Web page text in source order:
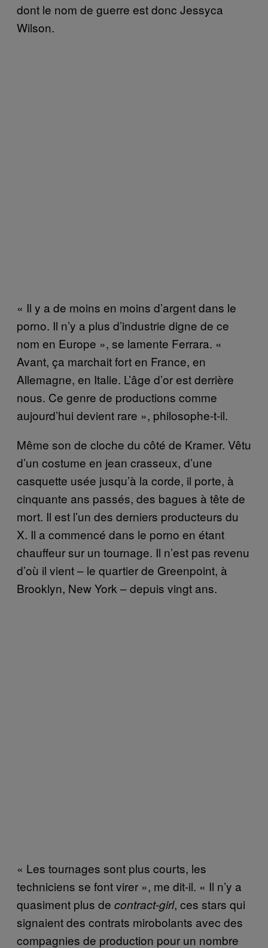
dont le nom de guerre est donc Jessyca
Wilson.
« Il y a de moins en moins d’argent dans le
porno. Il n’y a plus d’industrie digne de ce
nom en Europe », se lamente Ferrara. «
Avant, ça marchait fort en France, en
Allemagne, en Italie. L’âge d’or est derrière
nous. Ce genre de productions comme
aujourd’hui devient rare », philosophe-t-il.
Même son de cloche du côté de Kramer. Vêtu
d’un costume en jean crasseux, d’une
casquette usée jusqu’à la corde, il porte, à
cinquante ans passés, des bagues à tête de
mort. Il est l’un des derniers producteurs du
X. Il a commencé dans le porno en étant
chauffeur sur un tournage. Il n’est pas revenu
d’où il vient – le quartier de Greenpoint, à
Brooklyn, New York – depuis vingt ans.
« Les tournages sont plus courts, les
techniciens se font virer », me dit-il. « Il n’y a
quasiment plus de contract-girl, ces stars qui
signaient des contrats mirobolants avec des
compagnies de production pour un nombre